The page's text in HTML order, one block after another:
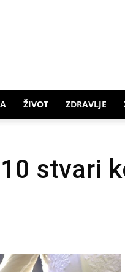
ŽIVOT ZDRAVLJE
stvari